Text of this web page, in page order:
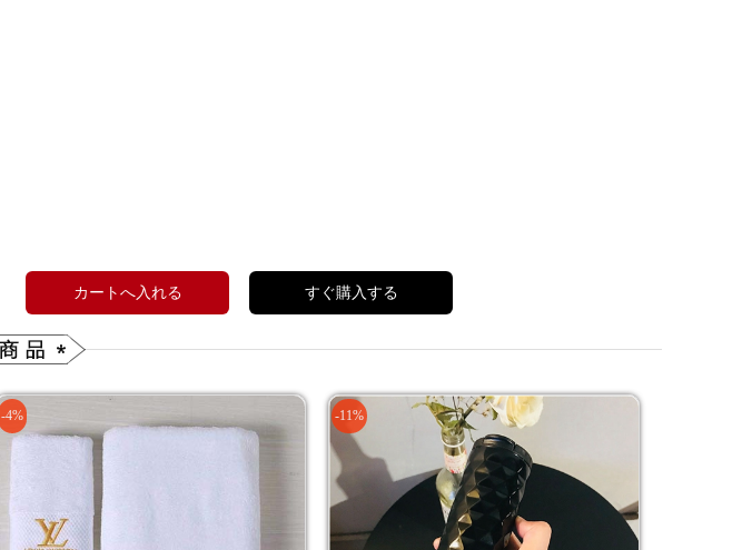
カートへ入れる すぐ購入する
-4% -11%